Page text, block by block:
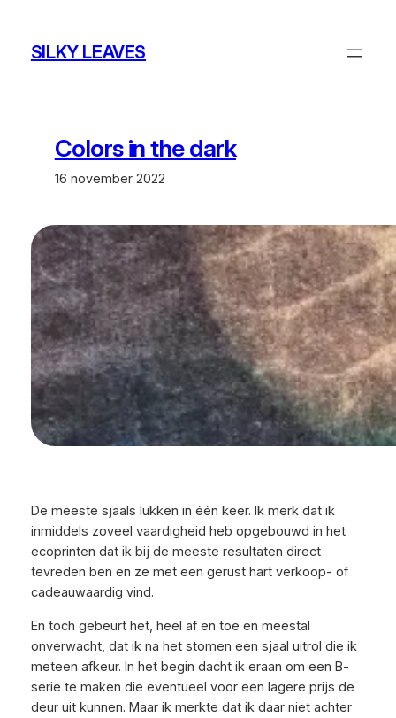
SILKY LEAVES
Colors in the dark
16 november 2022
De meeste sjaals lukken in één keer. Ik merk dat ik
inmiddels zoveel vaardigheid heb opgebouwd in het
ecoprinten dat ik bij de meeste resultaten direct
tevreden ben en ze met een gerust hart verkoop- of
cadeauwaardig vind.
En toch gebeurt het, heel af en toe en meestal
onverwacht, dat ik na het stomen een sjaal uitrol die ik
meteen afkeur. In het begin dacht ik eraan om een B-
serie te maken die eventueel voor een lagere prijs de
deur uit kunnen. Maar ik merkte dat ik daar niet achter